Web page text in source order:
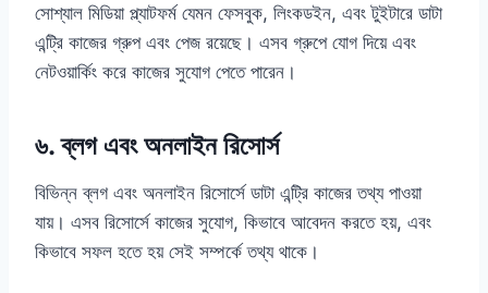
সোশ্যাল মিডিয়া প্ল্যাটফর্ম যেমন ফেসবুক, লিংকডইন, এবং টুইটারে ডাটা
এন্ট্রি কাজের গ্রুপ এবং পেজ রয়েছে। এসব গ্রুপে যোগ দিয়ে এবং
নেটওয়ার্কিং করে কাজের সুযোগ পেতে পারেন।
৬. ব্লগ এবং অনলাইন রিসোর্স
বিভিন্ন ব্লগ এবং অনলাইন রিসোর্সে ডাটা এন্ট্রি কাজের তথ্য পাওয়া
যায়। এসব রিসোর্সে কাজের সুযোগ, কিভাবে আবেদন করতে হয়, এবং
কিভাবে সফল হতে হয় সেই সম্পর্কে তথ্য থাকে।